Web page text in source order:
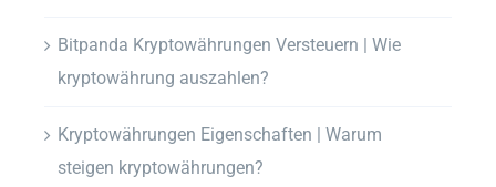
Bitpanda Kryptowährungen Versteuern | Wie
kryptowährung auszahlen?
Kryptowährungen Eigenschaften | Warum
steigen kryptowährungen?